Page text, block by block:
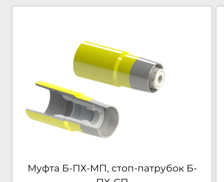
Муфта Б-ПХ-МП, стоп-патрубок Б-